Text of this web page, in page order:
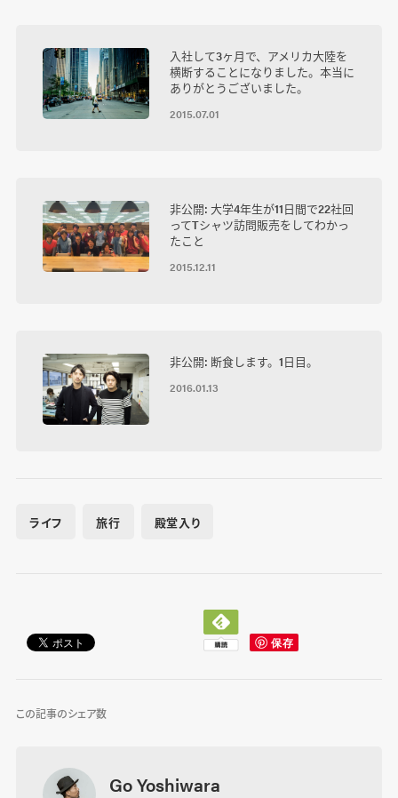
入社して3ヶ月で、アメリカ大陸を
横断することになりました。本当に
ありがとうございました。
2015.07.01
非公開: 大学4年生が11日間で22社回
ってTシャツ訪問販売をしてわかっ
たこと
2015.12.11
非公開: 断食します。1日目。
2016.01.13
ライフ 旅行 殿堂入り
この記事のシェア数
Go Yoshiwara